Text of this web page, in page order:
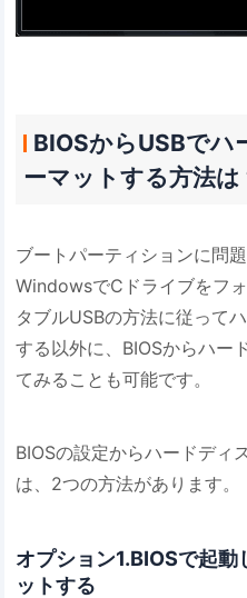
BIOSからUSBでハ
ーマットする方法は
ブートパーティションに問
WindowsでCドライブをフ
タブルUSBの方法に従って
する以外に、BIOSからハー
てみることも可能です。
BIOSの設定からハードディ
は、2つの方法があります。
オプション1.BIOSで起
ットする